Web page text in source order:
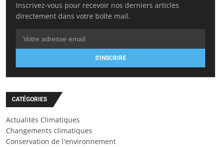
Inscrivez-vous pour recevoir nos derniers articles
directement dans votre boîte mail.
S'INSCRIRE
CATÉGORIES
Actualités Climatiques
Changements climatiques
Conservation de l'environnement